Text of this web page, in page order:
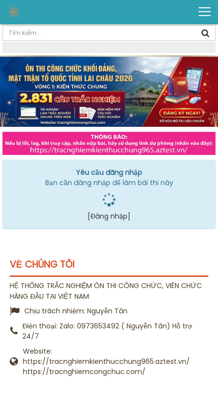
Yêu cầu đăng nhập
Bạn cần đăng nhập để làm bài thi này
[Đăng nhập]
VỀ CHÚNG TÔI
HỆ THỐNG TRẮC NGHIỆM ÔN THI CÔNG CHỨC, VIÊN CHỨC
HÀNG ĐẦU TẠI VIỆT NAM
Chịu trách nhiệm: Nguyễn Tân
Điện thoại: Zalo: 0973653492 ( Nguyễn Tân) Hỗ trợ
24/7
Website:
https://tracnghiemkienthucchung965.aztest.vn/
https://tracnghiemcongchuc.com/